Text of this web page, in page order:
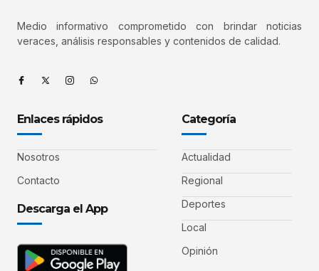
Medio informativo comprometido con brindar noticias
veraces, análisis responsables y contenidos de calidad.
Enlaces rápidos
Nosotros
Contacto
Descarga el App
Categoría
Actualidad
Regional
Deportes
Local
Opinión